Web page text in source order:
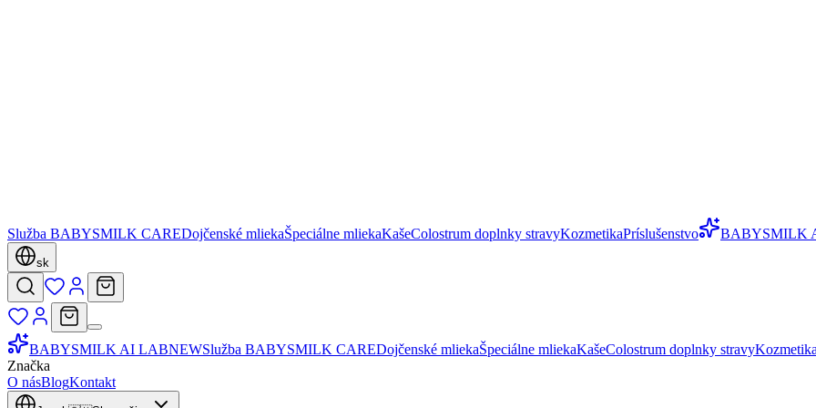
Služba BABYSMILK CAREDojčenské mliekaŠpeciálne mliekaKašeColostrum doplnky stravyKozmetikaPríslušenstvo BABYSMILK
sk
BABYSMILK AI LABNEWSlužba BABYSMILK CAREDojčenské mliekaŠpeciálne mliekaKašeColostrum doplnky stravyKozmetika
Značka
O násBlogKontakt